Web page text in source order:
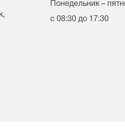
Понедельник –
с 08:30 до 17:30